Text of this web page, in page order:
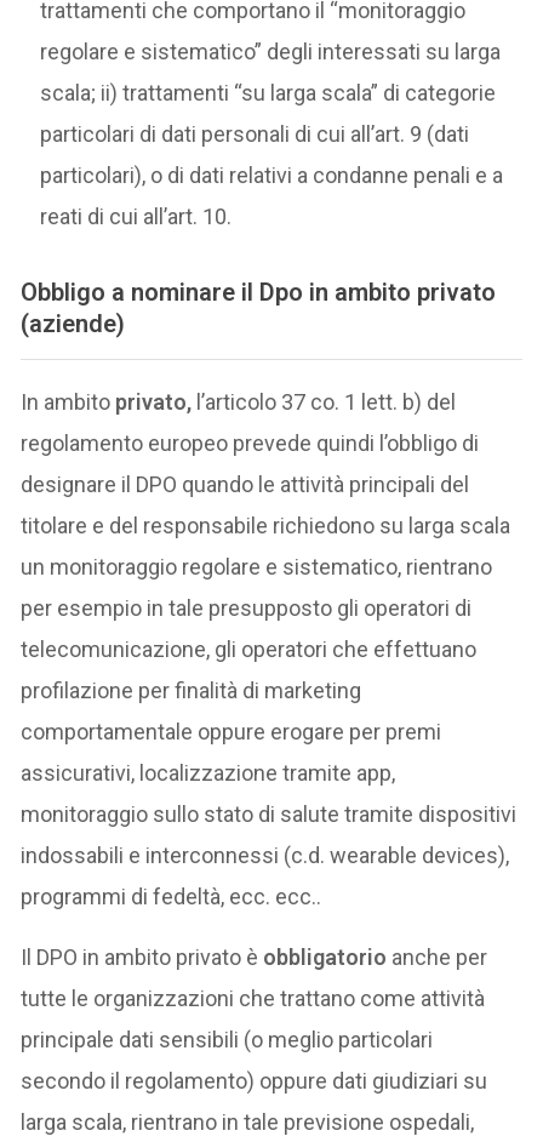
trattamenti che comportano il “monitoraggio
regolare e sistematico” degli interessati su larga
scala; ii) trattamenti “su larga scala” di categorie
particolari di dati personali di cui all’art. 9 (dati
particolari), o di dati relativi a condanne penali e a
reati di cui all’art. 10.
Obbligo a nominare il Dpo in ambito privato
(aziende)
In ambito privato, l’articolo 37 co. 1 lett. b) del
regolamento europeo prevede quindi l’obbligo di
designare il DPO quando le attività principali del
titolare e del responsabile richiedono su larga scala
un monitoraggio regolare e sistematico, rientrano
per esempio in tale presupposto gli operatori di
telecomunicazione, gli operatori che effettuano
profilazione per finalità di marketing
comportamentale oppure erogare per premi
assicurativi, localizzazione tramite app,
monitoraggio sullo stato di salute tramite dispositivi
indossabili e interconnessi (c.d. wearable devices),
programmi di fedeltà, ecc. ecc..
Il DPO in ambito privato è obbligatorio anche per
tutte le organizzazioni che trattano come attività
principale dati sensibili (o meglio particolari
secondo il regolamento) oppure dati giudiziari su
larga scala, rientrano in tale previsione ospedali,